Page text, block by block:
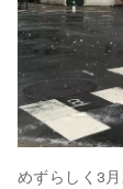
めずらしく3